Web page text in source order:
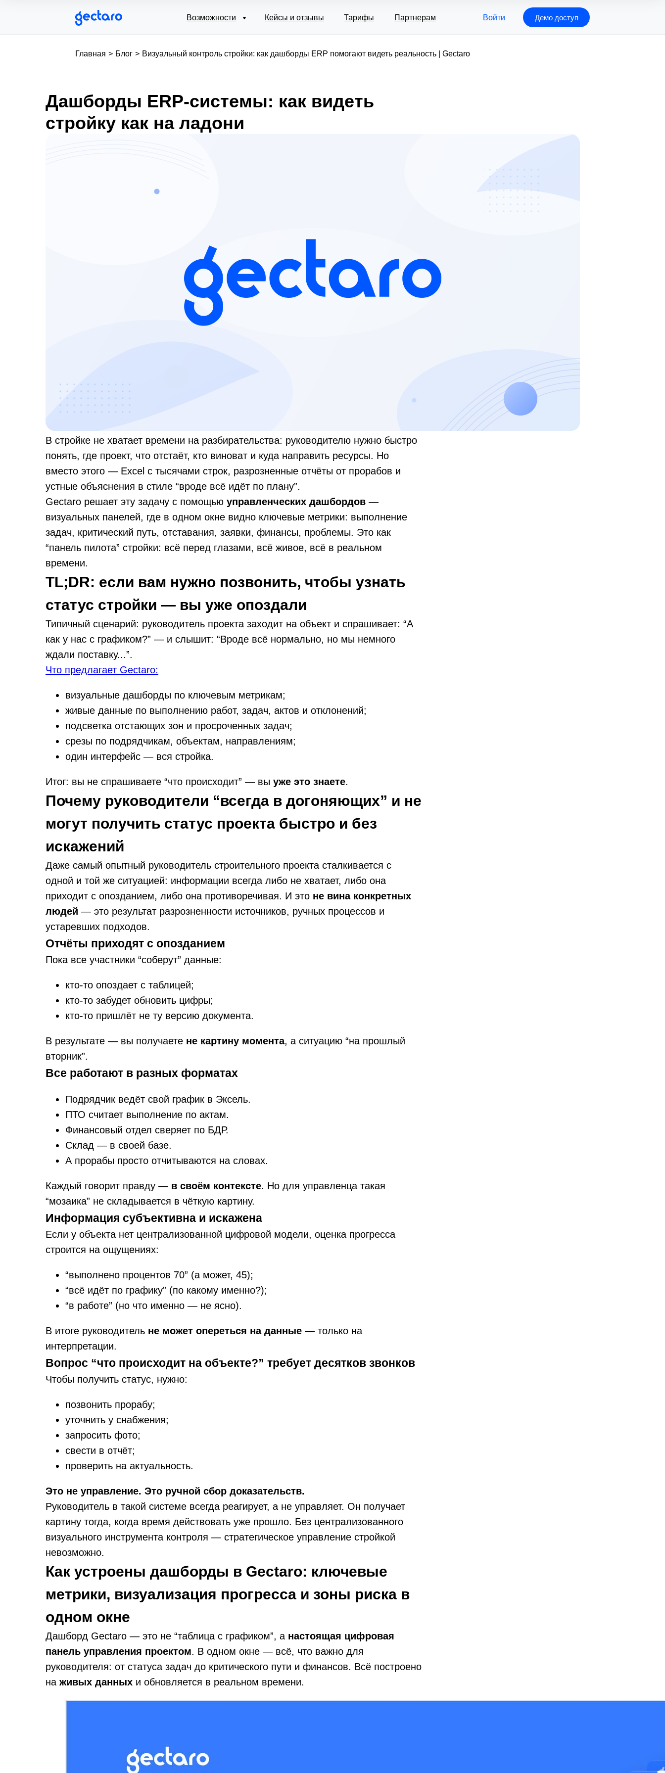
Возможности Демо доступ
Войти
Кейсы и отзывы Тарифы Партнерам
Главная > Блог > Визуальный контроль стройки: как дашборды ERP помогают видеть реальность | Gectaro
Дашборды ERP-системы: как видеть
стройку как на ладони
В стройке не хватает времени на разбирательства: руководителю нужно быстро
понять, где проект, что отстаёт, кто виноват и куда направить ресурсы. Но
вместо этого — Excel с тысячами строк, разрозненные отчёты от прорабов и
устные объяснения в стиле “вроде всё идёт по плану”.
Gectaro решает эту задачу с помощью управленческих дашбордов —
визуальных панелей, где в одном окне видно ключевые метрики: выполнение
задач, критический путь, отставания, заявки, финансы, проблемы. Это как
“панель пилота” стройки: всё перед глазами, всё живое, всё в реальном
времени.
TL;DR: если вам нужно позвонить, чтобы узнать
статус стройки — вы уже опоздали
Типичный сценарий: руководитель проекта заходит на объект и спрашивает: “А
как у нас с графиком?” — и слышит: “Вроде всё нормально, но мы немного
ждали поставку...”.
Что предлагает Gectaro:
визуальные дашборды по ключевым метрикам;
живые данные по выполнению работ, задач, актов и отклонений;
подсветка отстающих зон и просроченных задач;
срезы по подрядчикам, объектам, направлениям;
один интерфейс — вся стройка.
Итог: вы не спрашиваете “что происходит” — вы уже это знаете.
Почему руководители “всегда в догоняющих” и не
могут получить статус проекта быстро и без
искажений
Даже самый опытный руководитель строительного проекта сталкивается с
одной и той же ситуацией: информации всегда либо не хватает, либо она
приходит с опозданием, либо она противоречивая. И это не вина конкретных
людей — это результат разрозненности источников, ручных процессов и
устаревших подходов.
Отчёты приходят с опозданием
Пока все участники “соберут” данные:
кто-то опоздает с таблицей;
кто-то забудет обновить цифры;
кто-то пришлёт не ту версию документа.
В результате — вы получаете не картину момента, а ситуацию “на прошлый
вторник”.
Все работают в разных форматах
Подрядчик ведёт свой график в Эксель.
ПТО считает выполнение по актам.
Финансовый отдел сверяет по БДР.
Склад — в своей базе.
А прорабы просто отчитываются на словах.
Каждый говорит правду — в своём контексте. Но для управленца такая
“мозаика” не складывается в чёткую картину.
Информация субъективна и искажена
Если у объекта нет централизованной цифровой модели, оценка прогресса
строится на ощущениях:
“выполнено процентов 70” (а может, 45);
“всё идёт по графику” (по какому именно?);
“в работе” (но что именно — не ясно).
В итоге руководитель не может опереться на данные — только на
интерпретации.
Вопрос “что происходит на объекте?” требует десятков звонков
Чтобы получить статус, нужно:
позвонить прорабу;
уточнить у снабжения;
запросить фото;
свести в отчёт;
проверить на актуальность.
Это не управление. Это ручной сбор доказательств.
Руководитель в такой системе всегда реагирует, а не управляет. Он получает
картину тогда, когда время действовать уже прошло. Без централизованного
визуального инструмента контроля — стратегическое управление стройкой
невозможно.
Как устроены дашборды в Gectaro: ключевые
метрики, визуализация прогресса и зоны риска в
одном окне
Дашборд Gectaro — это не “таблица с графиком”, а настоящая цифровая
панель управления проектом. В одном окне — всё, что важно для
руководителя: от статуса задач до критического пути и финансов. Всё построено
на живых данных и обновляется в реальном времени.